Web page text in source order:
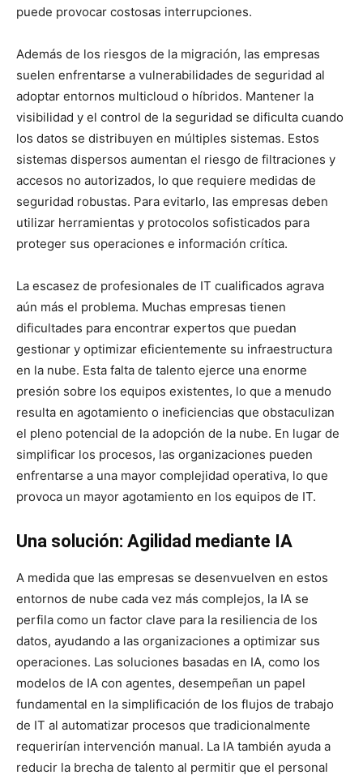
puede provocar costosas interrupciones.
Además de los riesgos de la migración, las empresas
suelen enfrentarse a vulnerabilidades de seguridad al
adoptar entornos multicloud o híbridos. Mantener la
visibilidad y el control de la seguridad se dificulta cuando
los datos se distribuyen en múltiples sistemas. Estos
sistemas dispersos aumentan el riesgo de filtraciones y
accesos no autorizados, lo que requiere medidas de
seguridad robustas. Para evitarlo, las empresas deben
utilizar herramientas y protocolos sofisticados para
proteger sus operaciones e información crítica.
La escasez de profesionales de IT cualificados agrava
aún más el problema. Muchas empresas tienen
dificultades para encontrar expertos que puedan
gestionar y optimizar eficientemente su infraestructura
en la nube. Esta falta de talento ejerce una enorme
presión sobre los equipos existentes, lo que a menudo
resulta en agotamiento o ineficiencias que obstaculizan
el pleno potencial de la adopción de la nube. En lugar de
simplificar los procesos, las organizaciones pueden
enfrentarse a una mayor complejidad operativa, lo que
provoca un mayor agotamiento en los equipos de IT.
Una solución: Agilidad mediante IA
A medida que las empresas se desenvuelven en estos
entornos de nube cada vez más complejos, la IA se
perfila como un factor clave para la resiliencia de los
datos, ayudando a las organizaciones a optimizar sus
operaciones. Las soluciones basadas en IA, como los
modelos de IA con agentes, desempeñan un papel
fundamental en la simplificación de los flujos de trabajo
de IT al automatizar procesos que tradicionalmente
requerirían intervención manual. La IA también ayuda a
reducir la brecha de talento al permitir que el personal